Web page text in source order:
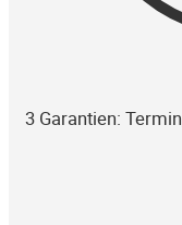
3 Garantien: